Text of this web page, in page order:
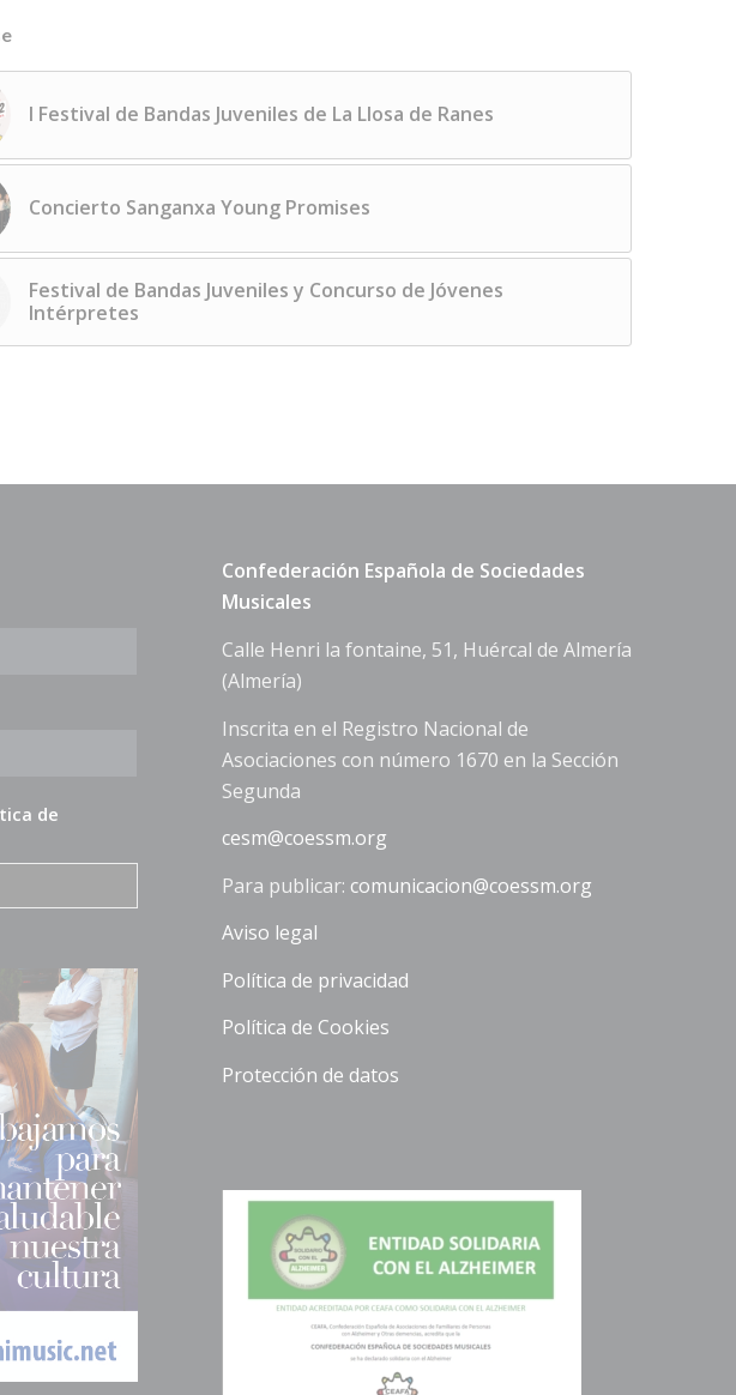
I Festival de Bandas Juveniles de La Llosa de Ranes
Concierto Sanganxa Young Promises
Festival de Bandas Juveniles y Concurso de Jóvenes
Intérpretes
de
Confederación Española de Sociedades
Musicales
Calle Henri la fontaine, 51, Huércal de Almería
(Almería)
Inscrita en el Registro Nacional de
Asociaciones con número 1670 en la Sección
Segunda
cesm@coessm.org
Para publicar: comunicacion@coessm.org
Aviso legal
Política de privacidad
Política de Cookies
Protección de datos